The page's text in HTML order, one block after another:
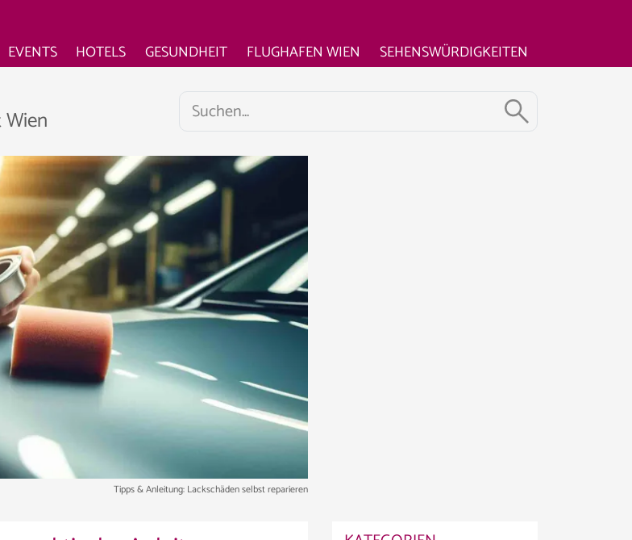
EVENTS HOTELS GESUNDHEIT FLUGHAFEN WIEN SEHENSWÜRDIGKEITEN
Tipps & Anleitung: Lackschäden selbst reparieren